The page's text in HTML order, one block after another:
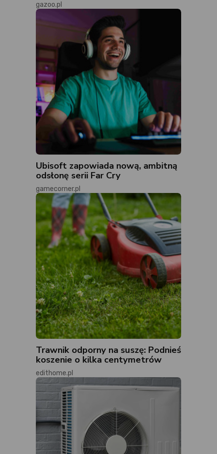
gazoo.pl
Ubisoft zapowiada nową, ambitną
odsłonę serii Far Cry
gamecorner.pl
Trawnik odporny na suszę: Podnieś
koszenie o kilka centymetrów
edithome.pl